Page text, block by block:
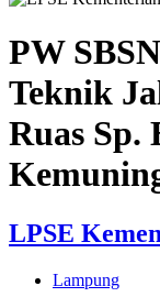
PW
Teknik
Ruas Sp.
LPSE
Lampung